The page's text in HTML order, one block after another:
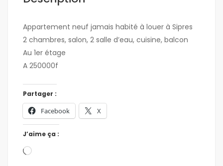
Appartement neuf jamais habité à louer à Sipres
2 chambres, salon, 2 salle d’eau, cuisine, balcon
Au 1er étage
A 250000f
Partager :
Facebook X
J’aime ça :